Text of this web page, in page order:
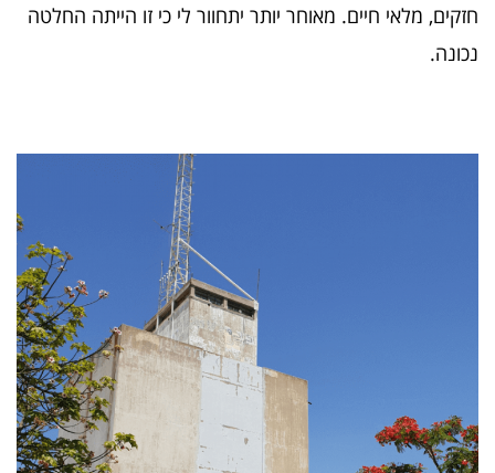
חזקים, מלאי חיים. מאוחר יותר יתחוור לי כי זו הייתה החלטה
נכונה.